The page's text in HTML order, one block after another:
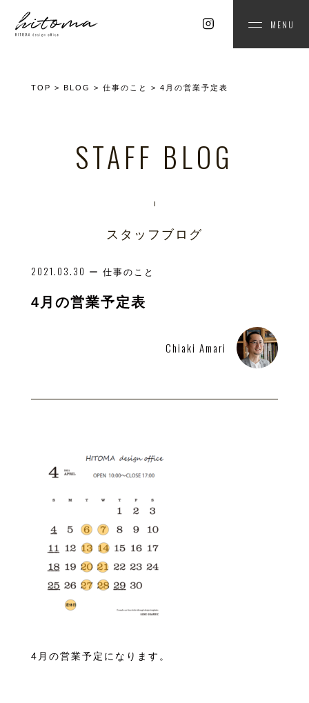
MENU
TOP > BLOG > 仕事のこと > 4月の営業予定表
STAFF BLOG
スタッフブログ
2021.03.30 ー 仕事のこと
4月の営業予定表
Chiaki Amari
4月の営業予定になります。